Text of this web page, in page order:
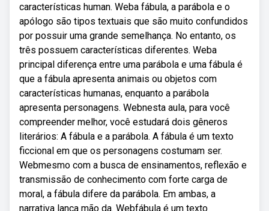
características human. Weba fábula, a parábola e o
apólogo são tipos textuais que são muito confundidos
por possuir uma grande semelhança. No entanto, os
três possuem características diferentes. Weba
principal diferença entre uma parábola e uma fábula é
que a fábula apresenta animais ou objetos com
características humanas, enquanto a parábola
apresenta personagens. Webnesta aula, para você
compreender melhor, você estudará dois gêneros
literários: A fábula e a parábola. A fábula é um texto
ficcional em que os personagens costumam ser.
Webmesmo com a busca de ensinamentos, reflexão e
transmissão de conhecimento com forte carga de
moral, a fábula difere da parábola. Em ambas, a
narrativa lança mão da. Webfábula é um texto